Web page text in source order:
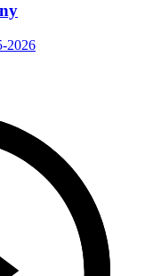
2026